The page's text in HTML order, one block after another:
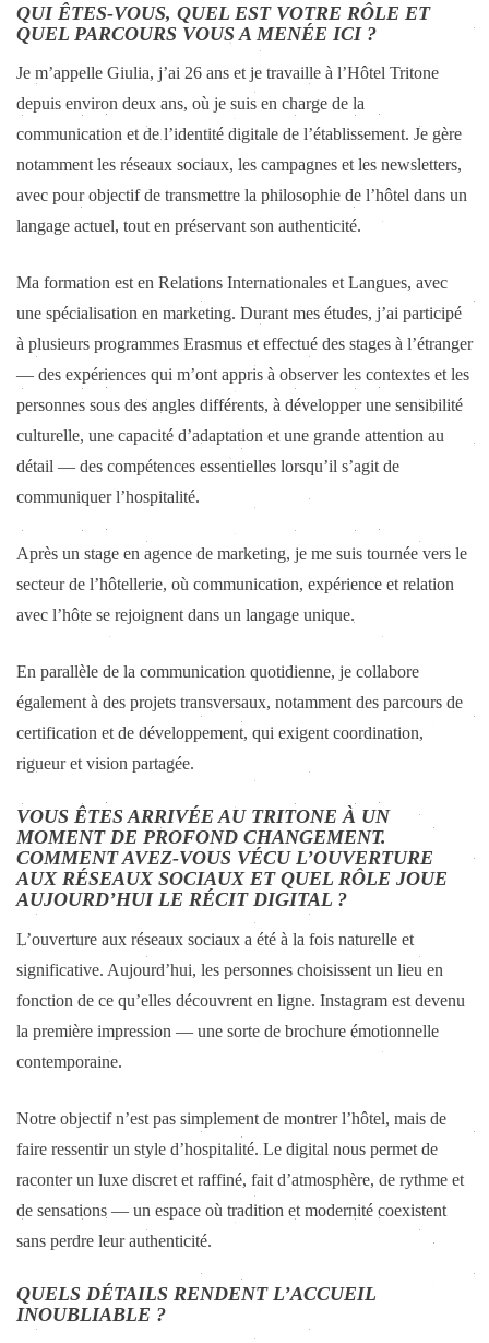
QUI ÊTES-VOUS, QUEL EST VOTRE RÔLE ET
QUEL PARCOURS VOUS A MENÉE ICI ?
Je m’appelle Giulia, j’ai 26 ans et je travaille à l’Hôtel Tritone
depuis environ deux ans, où je suis en charge de la
communication et de l’identité digitale de l’établissement. Je gère
notamment les réseaux sociaux, les campagnes et les newsletters,
avec pour objectif de transmettre la philosophie de l’hôtel dans un
langage actuel, tout en préservant son authenticité.
Ma formation est en Relations Internationales et Langues, avec
une spécialisation en marketing. Durant mes études, j’ai participé
à plusieurs programmes Erasmus et effectué des stages à l’étranger
— des expériences qui m’ont appris à observer les contextes et les
personnes sous des angles différents, à développer une sensibilité
culturelle, une capacité d’adaptation et une grande attention au
détail — des compétences essentielles lorsqu’il s’agit de
communiquer l’hospitalité.
Après un stage en agence de marketing, je me suis tournée vers le
secteur de l’hôtellerie, où communication, expérience et relation
avec l’hôte se rejoignent dans un langage unique.
En parallèle de la communication quotidienne, je collabore
également à des projets transversaux, notamment des parcours de
certification et de développement, qui exigent coordination,
rigueur et vision partagée.
VOUS ÊTES ARRIVÉE AU TRITONE À UN
MOMENT DE PROFOND CHANGEMENT.
COMMENT AVEZ-VOUS VÉCU L’OUVERTURE
AUX RÉSEAUX SOCIAUX ET QUEL RÔLE JOUE
AUJOURD’HUI LE RÉCIT DIGITAL ?
L’ouverture aux réseaux sociaux a été à la fois naturelle et
significative. Aujourd’hui, les personnes choisissent un lieu en
fonction de ce qu’elles découvrent en ligne. Instagram est devenu
la première impression — une sorte de brochure émotionnelle
contemporaine.
Notre objectif n’est pas simplement de montrer l’hôtel, mais de
faire ressentir un style d’hospitalité. Le digital nous permet de
raconter un luxe discret et raffiné, fait d’atmosphère, de rythme et
de sensations — un espace où tradition et modernité coexistent
sans perdre leur authenticité.
QUELS DÉTAILS RENDENT L’ACCUEIL
INOUBLIABLE ?